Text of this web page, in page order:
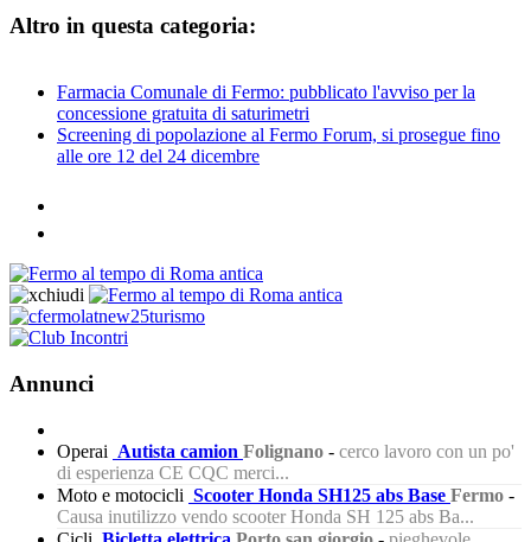
Altro in questa categoria:
Farmacia Comunale di Fermo: pubblicato l'avviso per la
concessione gratuita di saturimetri
Screening di popolazione al Fermo Forum, si prosegue fino
alle ore 12 del 24 dicembre
Annunci
Operai Autista camion Folignano - cerco lavoro con un po'
di esperienza CE CQC merci...
Moto e motocicli Scooter Honda SH125 abs Base Fermo -
Causa inutilizzo vendo scooter Honda SH 125 abs Ba...